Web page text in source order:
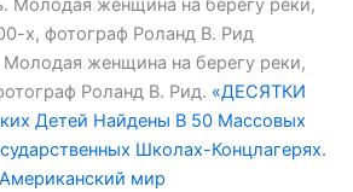
Молодая женщина на берегу реки,
Роланд В. Рид. «ДЕСЯТКИ
Детей Найдены В 50 Массовых
Школах-Концлагерях.
Американский мир